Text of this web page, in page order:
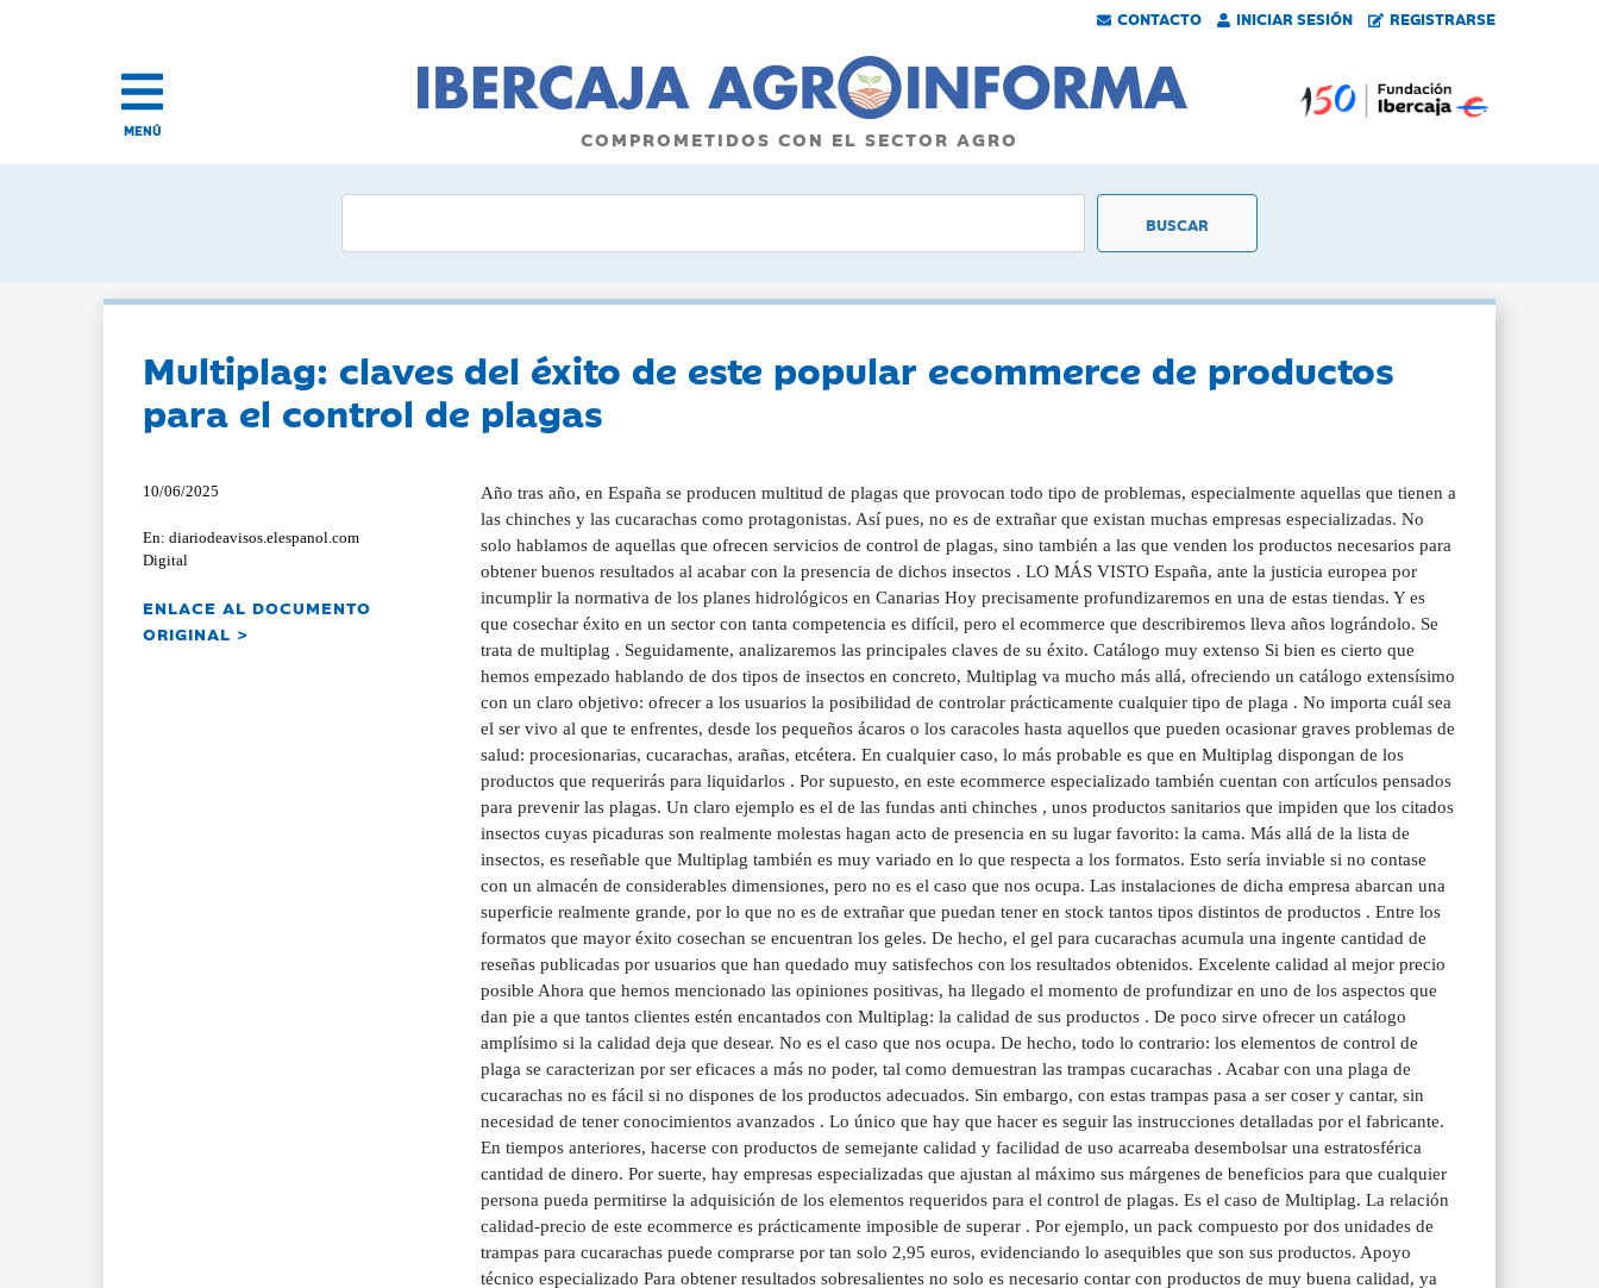
CONTACTO INICIAR SESIÓN REGISTRARSE
MENÚ COMPROMETIDOS CON EL SECTOR AGRO
Multiplag: claves del éxito de este popular ecommerce de productos
para el control de plagas
10/06/2025
En: diariodeavisos.elespanol.com
Digital
ENLACE AL DOCUMENTO
ORIGINAL >
Año tras año, en España se producen multitud de plagas que provocan todo tipo de problemas, especialmente aquellas que tienen a
las chinches y las cucarachas como protagonistas. Así pues, no es de extrañar que existan muchas empresas especializadas. No
solo hablamos de aquellas que ofrecen servicios de control de plagas, sino también a las que venden los productos necesarios para
obtener buenos resultados al acabar con la presencia de dichos insectos . LO MÁS VISTO España, ante la justicia europea por
incumplir la normativa de los planes hidrológicos en Canarias Hoy precisamente profundizaremos en una de estas tiendas. Y es
que cosechar éxito en un sector con tanta competencia es difícil, pero el ecommerce que describiremos lleva años lográndolo. Se
trata de multiplag . Seguidamente, analizaremos las principales claves de su éxito. Catálogo muy extenso Si bien es cierto que
hemos empezado hablando de dos tipos de insectos en concreto, Multiplag va mucho más allá, ofreciendo un catálogo extensísimo
con un claro objetivo: ofrecer a los usuarios la posibilidad de controlar prácticamente cualquier tipo de plaga . No importa cuál sea
el ser vivo al que te enfrentes, desde los pequeños ácaros o los caracoles hasta aquellos que pueden ocasionar graves problemas de
salud: procesionarias, cucarachas, arañas, etcétera. En cualquier caso, lo más probable es que en Multiplag dispongan de los
productos que requerirás para liquidarlos . Por supuesto, en este ecommerce especializado también cuentan con artículos pensados
para prevenir las plagas. Un claro ejemplo es el de las fundas anti chinches , unos productos sanitarios que impiden que los citados
insectos cuyas picaduras son realmente molestas hagan acto de presencia en su lugar favorito: la cama. Más allá de la lista de
insectos, es reseñable que Multiplag también es muy variado en lo que respecta a los formatos. Esto sería inviable si no contase
con un almacén de considerables dimensiones, pero no es el caso que nos ocupa. Las instalaciones de dicha empresa abarcan una
superficie realmente grande, por lo que no es de extrañar que puedan tener en stock tantos tipos distintos de productos . Entre los
formatos que mayor éxito cosechan se encuentran los geles. De hecho, el gel para cucarachas acumula una ingente cantidad de
reseñas publicadas por usuarios que han quedado muy satisfechos con los resultados obtenidos. Excelente calidad al mejor precio
posible Ahora que hemos mencionado las opiniones positivas, ha llegado el momento de profundizar en uno de los aspectos que
dan pie a que tantos clientes estén encantados con Multiplag: la calidad de sus productos . De poco sirve ofrecer un catálogo
amplísimo si la calidad deja que desear. No es el caso que nos ocupa. De hecho, todo lo contrario: los elementos de control de
plaga se caracterizan por ser eficaces a más no poder, tal como demuestran las trampas cucarachas . Acabar con una plaga de
cucarachas no es fácil si no dispones de los productos adecuados. Sin embargo, con estas trampas pasa a ser coser y cantar, sin
necesidad de tener conocimientos avanzados . Lo único que hay que hacer es seguir las instrucciones detalladas por el fabricante.
En tiempos anteriores, hacerse con productos de semejante calidad y facilidad de uso acarreaba desembolsar una estratosférica
cantidad de dinero. Por suerte, hay empresas especializadas que ajustan al máximo sus márgenes de beneficios para que cualquier
persona pueda permitirse la adquisición de los elementos requeridos para el control de plagas. Es el caso de Multiplag. La relación
calidad-precio de este ecommerce es prácticamente imposible de superar . Por ejemplo, un pack compuesto por dos unidades de
trampas para cucarachas puede comprarse por tan solo 2,95 euros, evidenciando lo asequibles que son sus productos. Apoyo
técnico especializado Para obtener resultados sobresalientes no solo es necesario contar con productos de muy buena calidad, ya